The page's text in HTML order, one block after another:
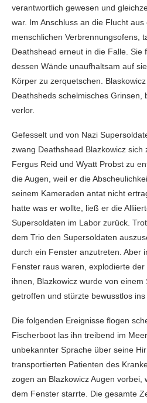
verantwortlich gewesen und
war. Im Anschluss an die Flucht
menschlichen Verbrennungsofens,
Deathshead erneut in die Falle. Sie
dessen Wände unaufhaltsam auf
Körper zu zerquetschen.
Deathsheds schelmisches Grinsen,
verlor.
Gefesselt und von Nazi
zwang Deathshead Blazkowicz sich
Fergus Reid und Wyatt Probst zu
die Augen, weil er die
seinem Kameraden antat nicht
hatte was er wollte, ließ er die
Supersoldaten im Labor zurück.
dem Trio den Supersoldaten
durch ein Fenster anzutreten. Aber
Fenster raus waren, explodierte
ihnen, Blazkowicz wurde von
getroffen und stürzte bewusstlos ins
Die folgenden Ereignisse flogen
Fischerboot las ihn treibend im
unbekannter Sprache über seine
transportierten Patienten des
zogen an Blazkowicz Augen
dem Fenster starrte. Die gesamte